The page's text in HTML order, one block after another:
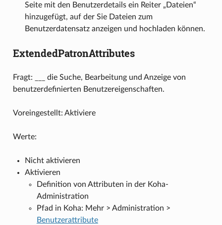
Seite mit den Benutzerdetails ein Reiter „Dateien“
hinzugefügt, auf der Sie Dateien zum
Benutzerdatensatz anzeigen und hochladen können.
ExtendedPatronAttributes
Fragt: ___ die Suche, Bearbeitung und Anzeige von
benutzerdefinierten Benutzereigenschaften.
Voreingestellt: Aktiviere
Werte:
Nicht aktivieren
Aktivieren
Definition von Attributen in der Koha-
Administration
Pfad in Koha: Mehr > Administration >
Benutzerattribute